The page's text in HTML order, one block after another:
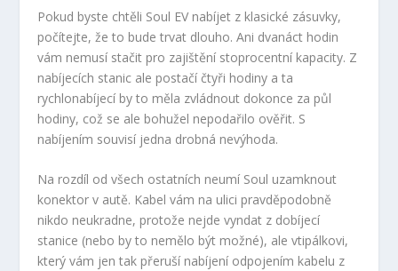
Pokud byste chtěli Soul EV nabíjet z klasické zásuvky,
počítejte, že to bude trvat dlouho. Ani dvanáct hodin
vám nemusí stačit pro zajištění stoprocentní kapacity. Z
nabíjecích stanic ale postačí čtyři hodiny a ta
rychlonabíjecí by to měla zvládnout dokonce za půl
hodiny, což se ale bohužel nepodařilo ověřit. S
nabíjením souvisí jedna drobná nevýhoda.
Na rozdíl od všech ostatních neumí Soul uzamknout
konektor v autě. Kabel vám na ulici pravděpodobně
nikdo neukradne, protože nejde vyndat z dobíjecí
stanice (nebo by to nemělo být možné), ale vtipálkovi,
který vám jen tak přeruší nabíjení odpojením kabelu z